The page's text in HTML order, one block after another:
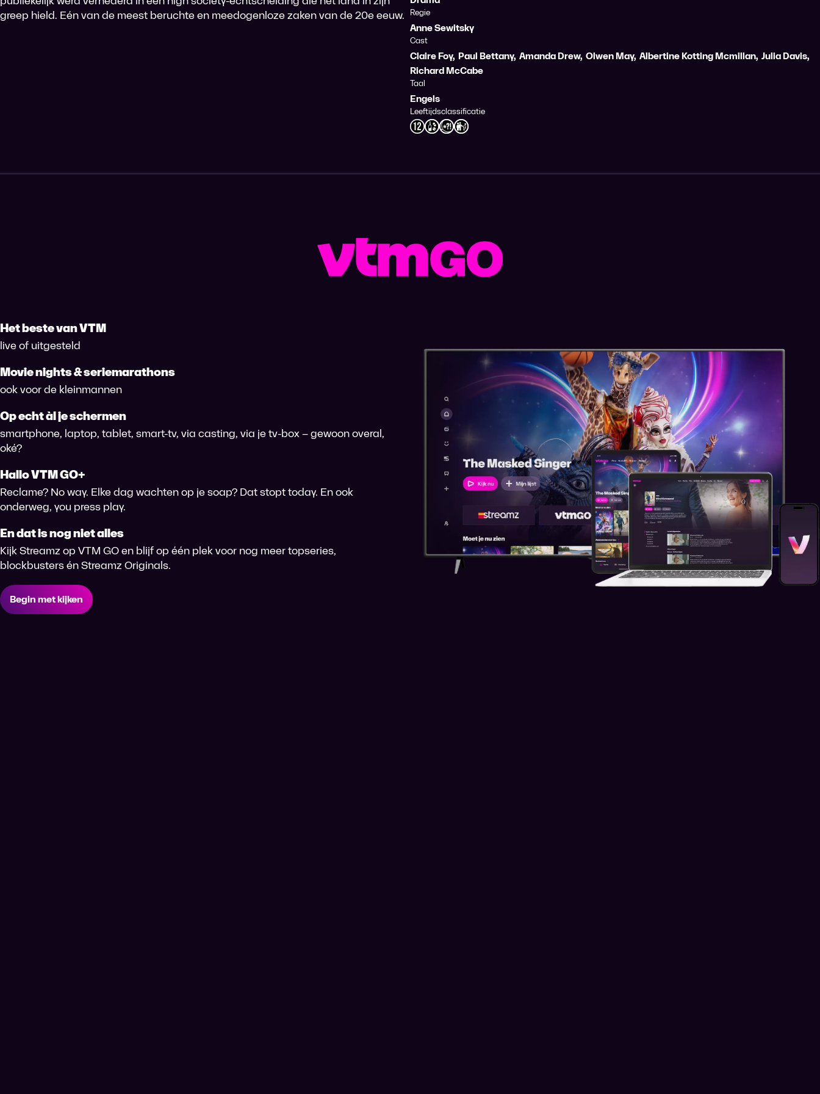
greep hield. Eén van de meest beruchte en meedogenloze zaken van de 20e eeuw.
Regie
Anne Sewitsky
Cast
Claire Foy, Paul Bettany, Amanda Drew, Olwen May, Albertine Kotting Mcmillan, Julia Davis,
Richard McCabe
Taal
Engels
Leeftijdsclassificatie
Het beste van VTM
live of uitgesteld
Movie nights & seriemarathons
ook voor de kleinmannen
Op echt àl je schermen
smartphone, laptop, tablet, smart-tv, via casting, via je tv-box – gewoon overal,
oké?
Hallo VTM GO+
Reclame? No way. Elke dag wachten op je soap? Dat stopt today. En ook
onderweg, you press play.
En dat is nog niet alles
Kijk Streamz op VTM GO en blijf op één plek voor nog meer topseries,
blockbusters én Streamz Originals.
Begin met kijken